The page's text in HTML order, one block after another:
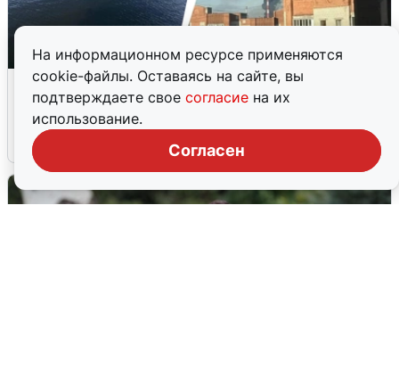
На информационном ресурсе применяются
cookie-файлы. Оставаясь на сайте, вы
подтверждаете свое согласие на их
использование.
Согласен
Ночная атака БПЛА на Ярославль:
попадания и последствия
6 августа